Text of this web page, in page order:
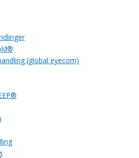
(global eyecom)